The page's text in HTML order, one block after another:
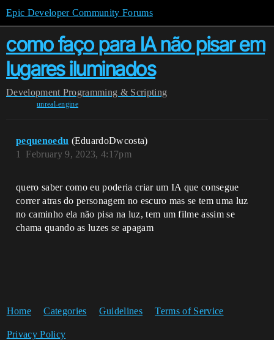
Epic Developer Community Forums
como faço para IA não pisar em
lugares iluminados
Development Programming & Scripting
unreal-engine
pequenoedu (EduardoDwcosta)
February 9, 2023, 4:17pm
1
quero saber como eu poderia criar um IA que consegue
correr atras do personagem no escuro mas se tem uma luz
no caminho ela não pisa na luz, tem um filme assim se
chama quando as luzes se apagam
Home Categories Guidelines Terms of Service
Privacy Policy